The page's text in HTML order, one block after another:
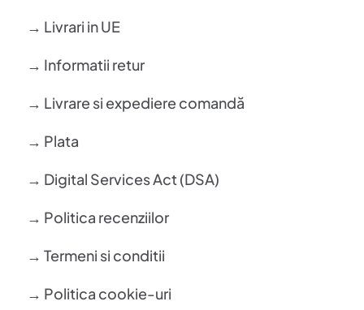
→ Livrari in UE
→ Informatii retur
→ Livrare si expediere comandă
→ Plata
→ Digital Services Act (DSA)
→ Politica recenziilor
→ Termeni si conditii
→ Politica cookie-uri